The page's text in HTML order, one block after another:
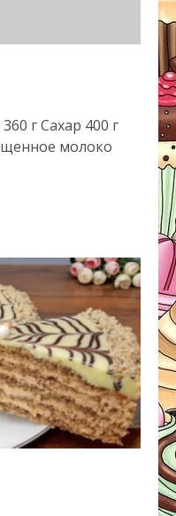
г Сахар 400 г
молоко